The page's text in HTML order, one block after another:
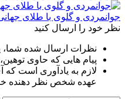
جوانمردی و گلوی با طلای
نظر خود را ارسال کنید
نظرات ارسال شده
پیام هایی که حاوی
لازم به یادآوری است
عهده شخص نظر دهنده